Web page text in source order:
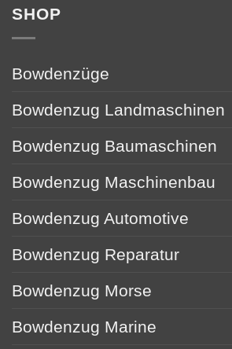
SHOP
Bowdenzüge
Bowdenzug Landmaschinen
Bowdenzug Baumaschinen
Bowdenzug Maschinenbau
Bowdenzug Automotive
Bowdenzug Reparatur
Bowdenzug Morse
Bowdenzug Marine